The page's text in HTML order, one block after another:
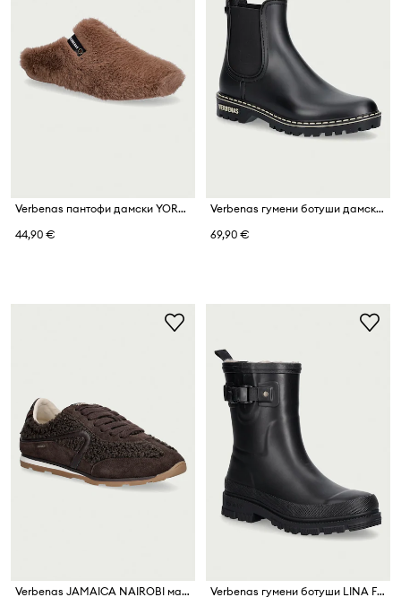
Verbenas пантофи дамски YORK BUDAPEST
44,90 €
Verbenas гумени ботуши дамски GAUDI DOWNTOWN
69,90 €
Verbenas JAMAICA NAIROBI маратонки дамски
Verbenas гумени ботуши LINA FUR SMOOTH